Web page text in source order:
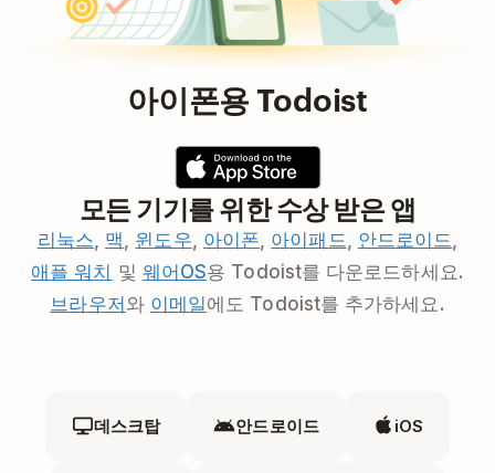
아이폰용 Todoist
모든 기기를 위한 수상 받은 앱
리눅스, 맥, 윈도우, 아이폰, 아이패드, 안드로이드,
애플 워치 및 웨어OS용 Todoist를 다운로드하세요.
브라우저 와 이메일에도 Todoist를 추가하세요.
데스크탑 안드로이드 iOS